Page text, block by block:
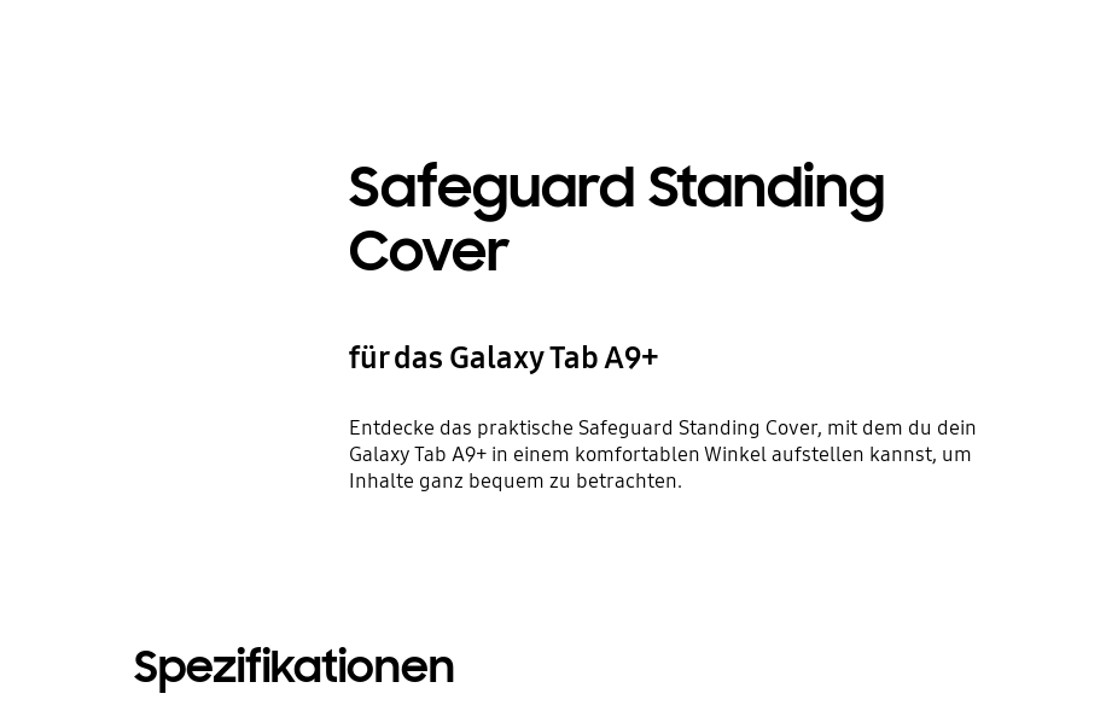
Safeguard Standing
Cover
für das Galaxy Tab A9+
Entdecke das praktische Safeguard Standing Cover, mit dem du dein
Galaxy Tab A9+ in einem komfortablen Winkel aufstellen kannst, um
Inhalte ganz bequem zu betrachten.
Spezifikationen